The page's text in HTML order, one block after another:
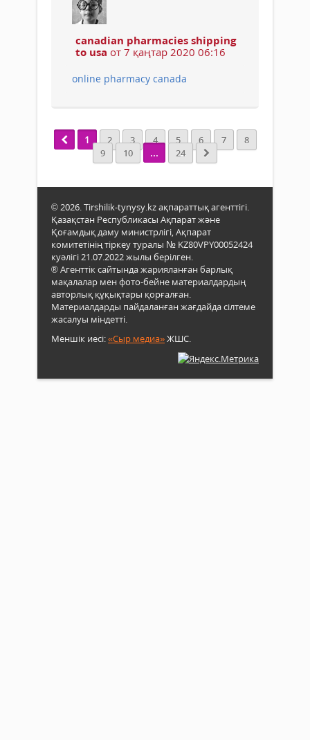
canadian pharmacies shipping
to usa от 7 қаңтар 2020 06:16
online pharmacy canada
1 2 3 4 5 6 7
8
9
10 ... 24
© 2026. Tirshilik-tynysy.kz ақпараттық агенттігі.
Қазақстан Республикасы Ақпарат және
Қоғамдық даму министрлігі, Ақпарат
комитетінің тіркеу туралы № KZ80VPY00052424
куәлігі 21.07.2022 жылы берілген.
® Агенттік сайтында жарияланған барлық
мақалалар мен фото-бейне материалдардың
авторлық құқықтары қорғалған.
Материалдарды пайдаланған жағдайда сілтеме
жасалуы міндетті.
Меншік иесі:«Сыр медиа»ЖШС.